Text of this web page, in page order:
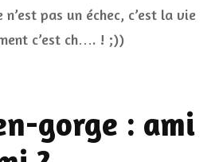
pas un échec, c’est la vie
c’est ch…. ! ;))
gorge : ami